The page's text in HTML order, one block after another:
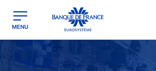
Banque de France - Menu Principal
MENU
Image